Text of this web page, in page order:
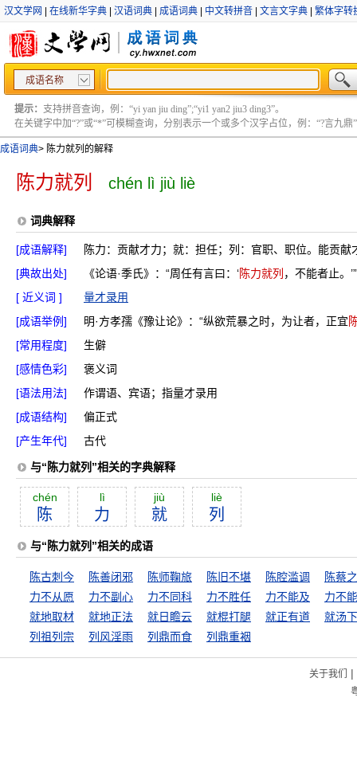
汉文学网 在线新华字典 汉语词典 成语词典 中文转拼音 文言文字典 繁体字转
成语名称
提示： 支持拼音查询，例：“yi yan jiu ding”;“yi1 yan2 jiu3 ding3”。
在关键字中加“?”或“*”可模糊查询，分别表示一个或多个汉字占位，例：“?言九鼎”
成语词典> 陈力就列的解释
陈力就列 chén lì jiù liè
词典解释
[成语解释]
陈力：贡献才力；就：担任；列：官职、职位。能贡献
[典故出处]
《论语·季氏》：“周任有言曰：‘陈力就列 ，不能者止。’”
[ 近义词 ]
量才录用
[成语举例]
明·方孝孺《豫让论》：“纵欲荒暴之时，为让者，正宜
[常用程度]
生僻
[感情色彩]
褒义词
[语法用法]
作谓语、宾语；指量才录用
[成语结构]
偏正式
[产生年代]
古代
与“陈力就列”相关的字典解释
chén
陈
lì
力
jiù
就
liè
列
与“陈力就列”相关的成语
陈古刺今 陈善闭邪 陈师鞠旅 陈旧不堪 陈腔滥调
陈蔡
力不从愿
力不副心 力不同科 力不胜任 力不能及
力不
就地取材
就地正法 就日瞻云 就棍打腿 就正有道
就汤
列祖列宗
列风淫雨 列鼎而食 列鼎重裀
关于我们 |